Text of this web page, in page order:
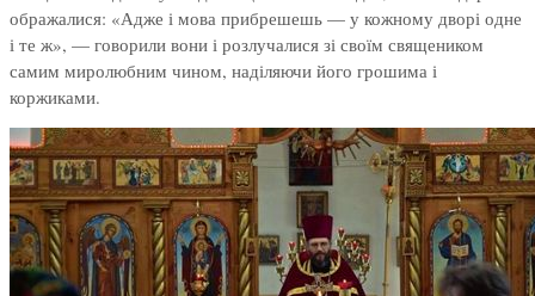
ображалися: «Адже і мова прибрешешь — у кожному дворі одне
і те ж», — говорили вони і розлучалися зі своїм священиком
самим миролюбним чином, наділяючи його грошима і
коржиками.